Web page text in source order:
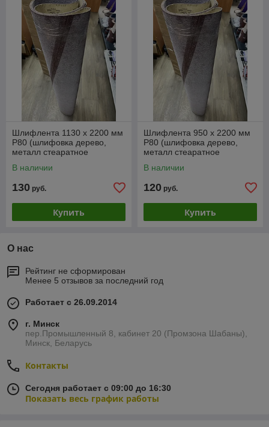
Шлифлента 1130 х 2200 мм
Р80 (шлифовка дерево,
металл стеаратное
В наличии
130 руб.
Купить
Шлифлента 950 х 2200 мм
Р80 (шлифовка дерево,
металл стеаратное
В наличии
120 руб.
Купить
О нас
Рейтинг не сформирован
Менее 5 отзывов за последний год
Работает с 26.09.2014
г. Минск
пер.Промышленный 8, кабинет 20 (Промзона Шабаны),
Минск, Беларусь
Контакты
Сегодня работает с 09:00 до 16:30
Показать весь график работы